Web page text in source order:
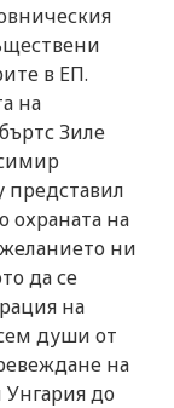
в ЕП.
на
Зиле
представил
охраната на
ни
да се
на
души от
на
до